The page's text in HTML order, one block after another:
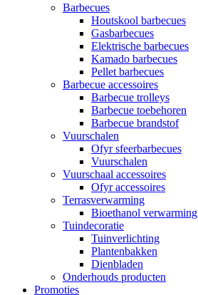
Barbecues
Houtskool barbecues
Gasbarbecues
Elektrische barbecues
Kamado barbecues
Pellet barbecues
Barbecue accessoires
Barbecue trolleys
Barbecue toebehoren
Barbecue brandstof
Vuurschalen
Ofyr sfeerbarbecues
Vuurschalen
Vuurschaal accessoires
Ofyr accessoires
Terrasverwarming
Bioethanol verwarming
Tuindecoratie
Tuinverlichting
Plantenbakken
Dienbladen
Onderhouds producten
Promoties